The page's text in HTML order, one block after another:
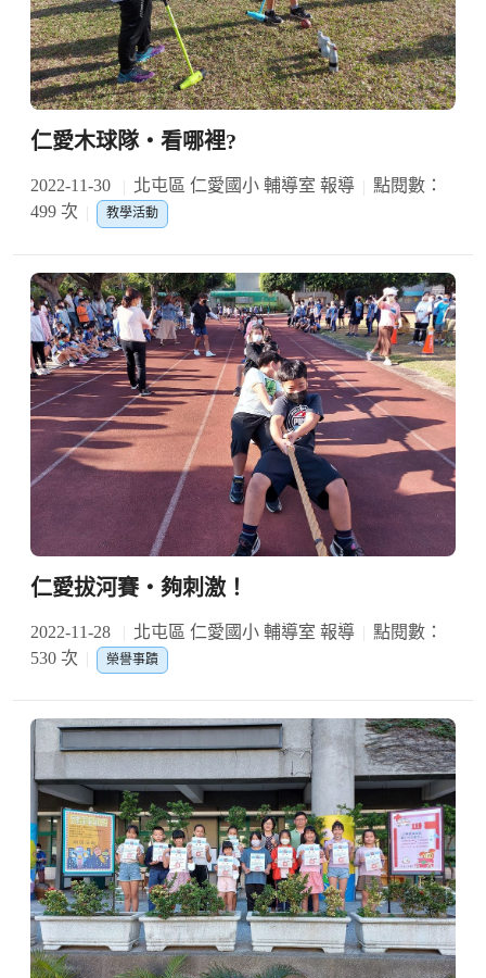
仁愛木球隊‧看哪裡?
2022-11-30 北屯區 仁愛國小 輔導室 報導
點閱數：
499 次
教學活動
仁愛拔河賽‧夠刺激！
2022-11-28 北屯區 仁愛國小 輔導室 報導
點閱數：
530 次
榮譽事蹟